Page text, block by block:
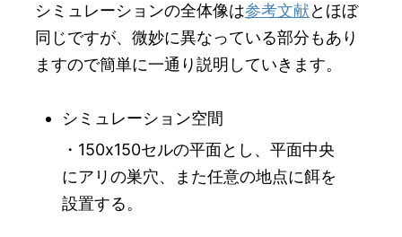
シミュレーションの全体像は参考文献とほぼ
同じですが、微妙に異なっている部分もあり
ますので簡単に一通り説明していきます。
シミュレーション空間
・150x150セルの平面とし、平面中央
にアリの巣穴、また任意の地点に餌を
設置する。